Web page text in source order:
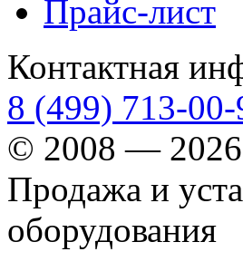
Прайс-лист
Контактная
8 (499) 713-00-
© 2008 —
Продажа и
оборудования